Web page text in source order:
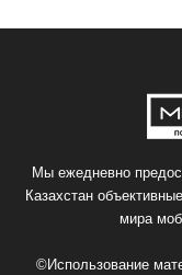
Мы ежедневно
Казахстан
мира
©Использование